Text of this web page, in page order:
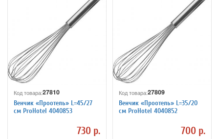
Код товара:27810
Венчик «Проотель» L=45/27
см ProHotel 4040853
730 р.
Код товара:27809
Венчик «Проотель» L=35/20
см ProHotel 4040852
700 р.